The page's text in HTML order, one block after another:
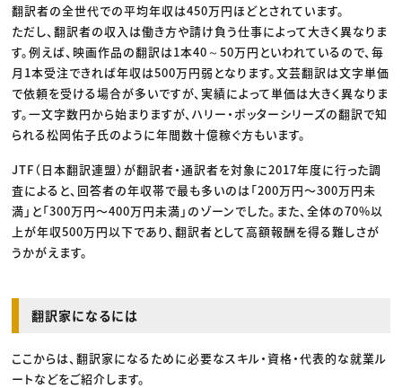
翻訳者の全世代での平均年収は450万円ほどとされています。
ただし、翻訳者の収入は働き方や請け負う仕事によって大きく異なりま
す。例えば、映画作品の翻訳は1本40～50万円といわれているので、毎
月1本受注できれば年収は500万円弱となります。文芸翻訳は文字単価
で依頼を受ける場合が多いですが、実績によって単価は大きく異なりま
す。一文字数円から始まりますが、ハリー・ポッターシリーズの翻訳で知
られる松岡佑子氏のように年間数十億稼ぐ方もいます。
JTF（日本翻訳連盟）が翻訳者・通訳者を対象に2017年度に行った調
査によると、回答者の年収帯で最も多いのは「200万円〜300万円未
満」と「300万円〜400万円未満」のゾーンでした。また、全体の70%以
上が年収500万円以下であり、翻訳者として高額報酬を得る難しさが
うかがえます。
翻訳家になるには
ここからは、翻訳家になるために必要なスキル・資格・代表的な就業ル
ートなどをご紹介します。